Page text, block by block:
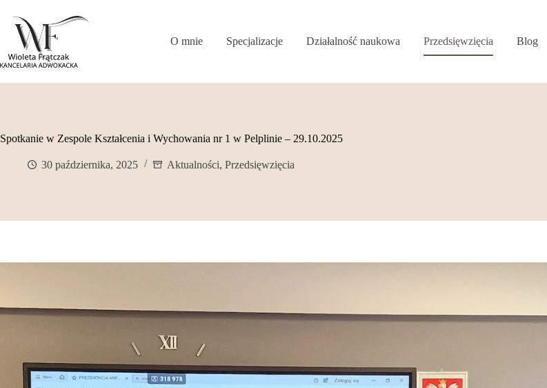
treści
O mnie
Specjalizacje Działalność naukowa Przedsięwzięcia Blog
Spotkanie w Zespole Kształcenia i Wychowania nr 1 w Pelplinie – 29.10.2025
30 października, 2025 Aktualności, Przedsięwzięcia